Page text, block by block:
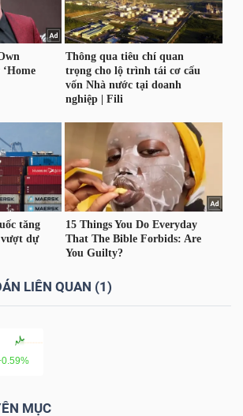
LIÊN QUAN (1)
MỤC